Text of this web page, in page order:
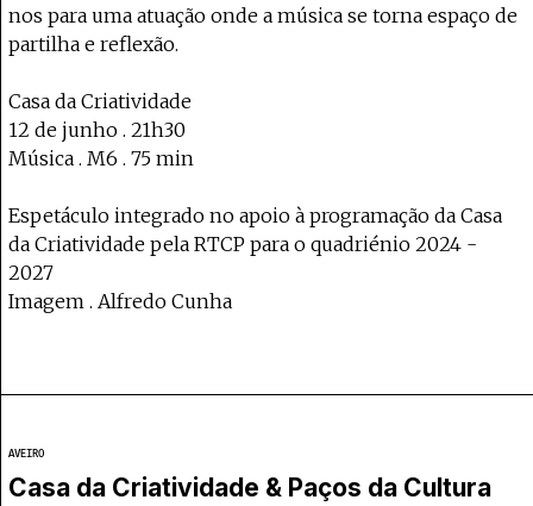
nos para uma atuação onde a música se torna espaço de
partilha e reflexão.
Casa da Criatividade
12 de junho . 21h30
Música . M6 . 75 min
Espetáculo integrado no apoio à programação da Casa
da Criatividade pela RTCP para o quadriénio 2024 -
2027
Imagem . Alfredo Cunha
AVEIRO
Casa da Criatividade & Paços da Cultura